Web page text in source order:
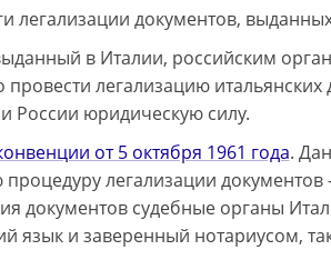
легализации документов,
в Италии, российским
легализацию итальянских
России юридическую силу.
от 5 октября 1961 года.
легализации документов
документов судебные органы
язык и заверенный нотариусом,